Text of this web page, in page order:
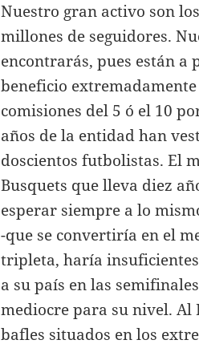
Nuestro gran activo son
millones de seguidores.
encontrarás, pues están a
beneficio
comisiones del 5 ó el 10
años de la entidad han
doscientos futbolistas. El
Busquets que lleva diez
esperar siempre a lo
-que se convertiría en el
tripleta, haría insuficientes
a su país en las
mediocre para su nivel. Al
bafles situados en los